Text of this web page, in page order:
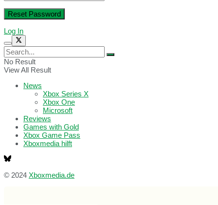
Log In
No Result
View All Result
News
Xbox Series X
Xbox One
Microsoft
Reviews
Games with Gold
Xbox Game Pass
Xboxmedia hilft
© 2024 Xboxmedia.de